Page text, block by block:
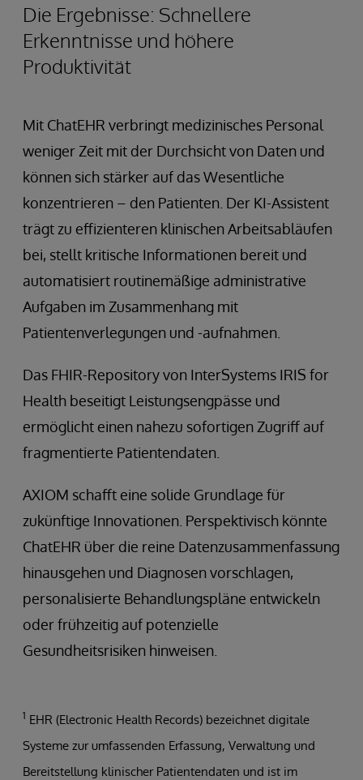
Die Ergebnisse: Schnellere
Erkenntnisse und höhere
Produktivität
Mit ChatEHR verbringt medizinisches Personal
weniger Zeit mit der Durchsicht von Daten und
können sich stärker auf das Wesentliche
konzentrieren – den Patienten. Der KI-Assistent
trägt zu effizienteren klinischen Arbeitsabläufen
bei, stellt kritische Informationen bereit und
automatisiert routinemäßige administrative
Aufgaben im Zusammenhang mit
Patientenverlegungen und -aufnahmen.
Das FHIR-Repository von InterSystems IRIS for
Health beseitigt Leistungsengpässe und
ermöglicht einen nahezu sofortigen Zugriff auf
fragmentierte Patientendaten.
AXIOM schafft eine solide Grundlage für
zukünftige Innovationen. Perspektivisch könnte
ChatEHR über die reine Datenzusammenfassung
hinausgehen und Diagnosen vorschlagen,
personalisierte Behandlungspläne entwickeln
oder frühzeitig auf potenzielle
Gesundheitsrisiken hinweisen.
1 EHR (Electronic Health Records) bezeichnet digitale
Systeme zur umfassenden Erfassung, Verwaltung und
Bereitstellung klinischer Patientendaten und ist im